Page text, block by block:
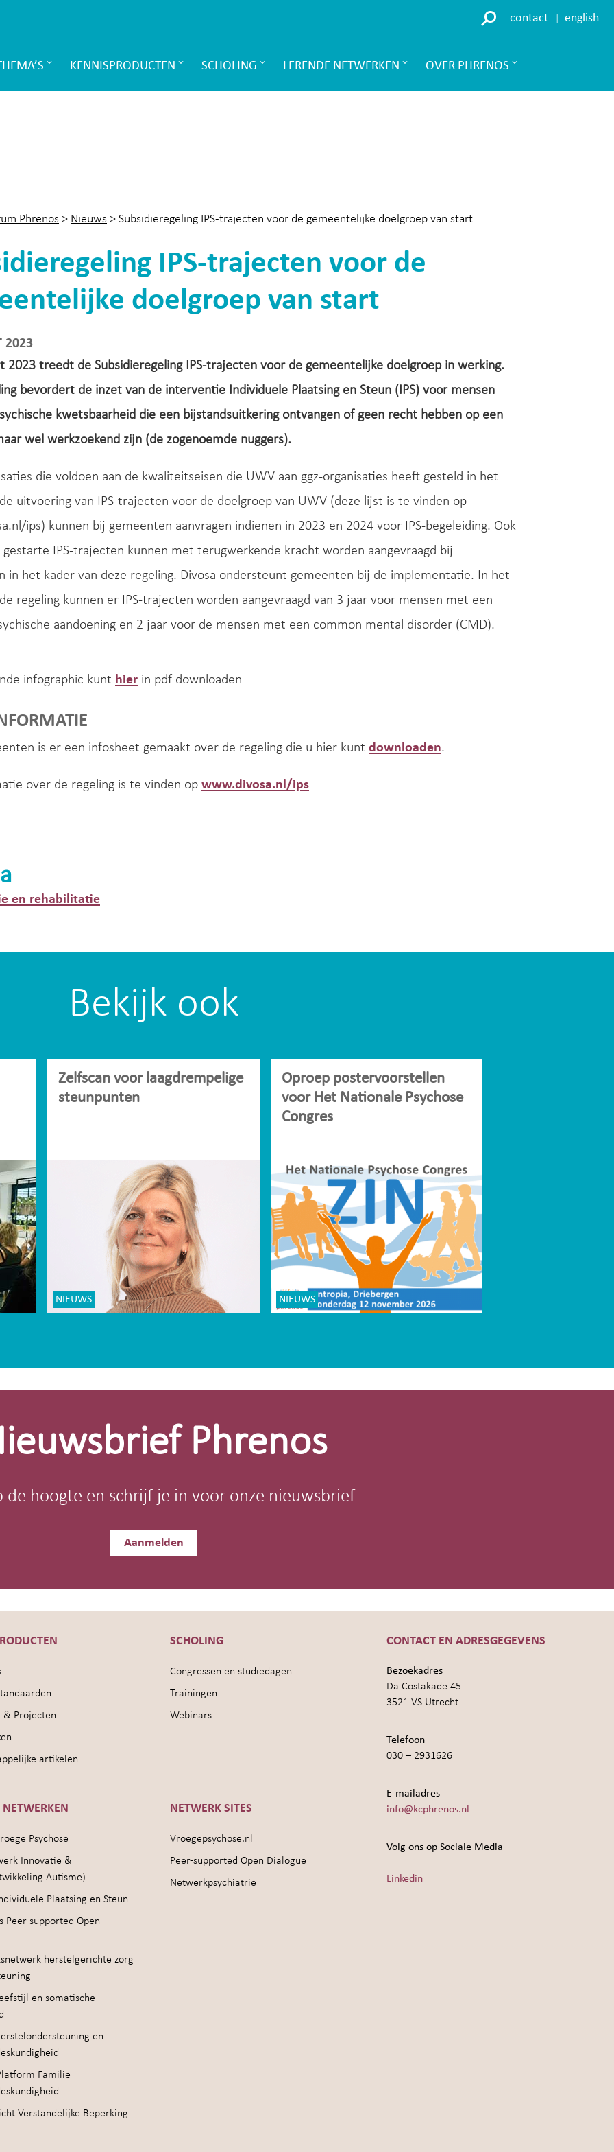
contact english
KENNISPRODUCTEN SCHOLING LERENDE NETWERKEN OVER PHRENOS
Phrenos > Nieuws > Subsidieregeling IPS-trajecten voor de gemeentelijke doelgroep van start
IPS-trajecten voor de
doelgroep van start
2023
2023 treedt de Subsidieregeling IPS-trajecten voor de gemeentelijke doelgroep in werking.
bevordert de inzet van de interventie Individuele Plaatsing en Steun (IPS) voor mensen
kwetsbaarheid die een bijstandsuitkering ontvangen of geen recht hebben op een
wel werkzoekend zijn (de zogenoemde nuggers).
die voldoen aan de kwaliteitseisen die UWV aan ggz-organisaties heeft gesteld in het
uitvoering van IPS-trajecten voor de doelgroep van UWV (deze lijst is te vinden op
ips) kunnen bij gemeenten aanvragen indienen in 2023 en 2024 voor IPS-begeleiding. Ook
gestarte IPS-trajecten kunnen met terugwerkende kracht worden aangevraagd bij
in het kader van deze regeling. Divosa ondersteunt gemeenten bij de implementatie. In het
regeling kunnen er IPS-trajecten worden aangevraagd van 3 jaar voor mensen met een
aandoening en 2 jaar voor de mensen met een common mental disorder (CMD).
infographic kunt hier in pdf downloaden
is er een infosheet gemaakt over de regeling die u hier kunt downloaden.
over de regeling is te vinden op www.divosa.nl/ips
en rehabilitatie
Bekijk ook
Zelfscan voor laagdrempelige
steunpunten
NIEUWS
Oproep postervoorstellen
voor Het Nationale Psychose
Congres
NIEUWS
Phrenos
de hoogte en schrijf je in voor onze nieuwsbrief
Aanmelden
& Projecten
artikelen
SCHOLING
Congressen en studiedagen
Trainingen
Webinars
NETWERKEN
Psychose
Innovatie &
Autisme)
Plaatsing en Steun
Peer-supported Open
herstelgerichte zorg
en somatische
en
Familie
Verstandelijke Beperking
NETWERK SITES
Vroegepsychose.nl
Peer-supported Open Dialogue
Netwerkpsychiatrie
CONTACT EN ADRESGEGEVENS
Bezoekadres
Da Costakade 45
3521 VS Utrecht
Telefoon
030 – 2931626
E-mailadres
info@kcphrenos.nl
Volg ons op Sociale Media
Linkedin